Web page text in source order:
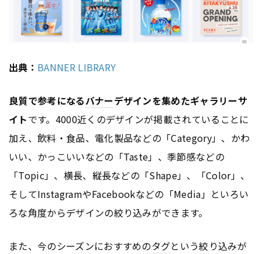
出典： BANNER LIBRARY
良質で参考になるバナーデザインを集めたギャラリーサ
イトです。4000近くのデザインが掲載されていることに
加え、飲料・食品、電化製品などの「Category」、かわ
いい、かっこいいなどの「Taste」、季節感などの
「Topic」、横長、縦長などの「Shape」、「Color」、
そしてInstagramやFacebookなどの「Media」といろい
ろな角度からデザインの絞り込みができます。
また、今のシーズンにおすすめのタグという絞り込みが